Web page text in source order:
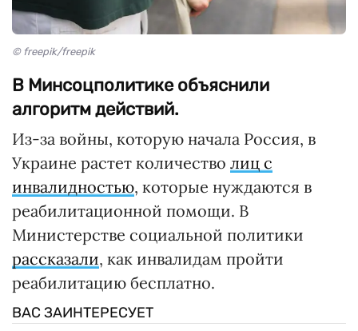
© freepik/freepik
В Минсоцполитике объяснили
алгоритм действий.
Из-за войны, которую начала Россия, в
Украине растет количество лиц с
инвалидностью, которые нуждаются в
реабилитационной помощи. В
Министерстве социальной политики
рассказали, как инвалидам пройти
реабилитацию бесплатно.
ВАС ЗАИНТЕРЕСУЕТ